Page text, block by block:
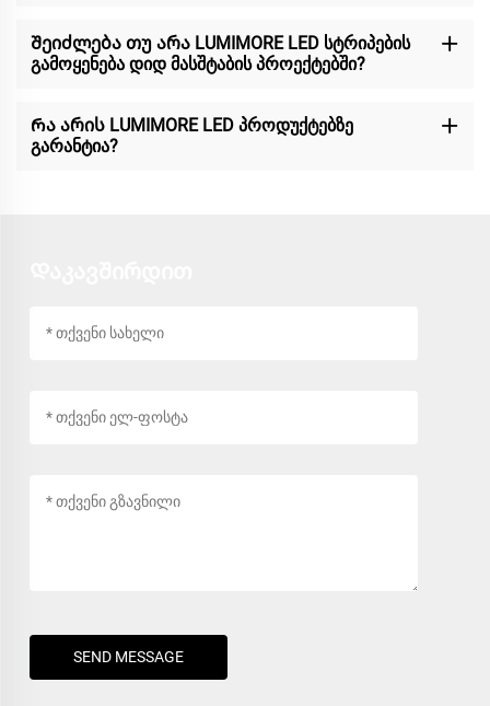
Შეიძლება თუ არა LUMIMORE LED სტრიპების
გამოყენება დიდ მასშტაბის პროექტებში?
Რა არის LUMIMORE LED პროდუქტებზე
გარანტია?
SEND MESSAGE